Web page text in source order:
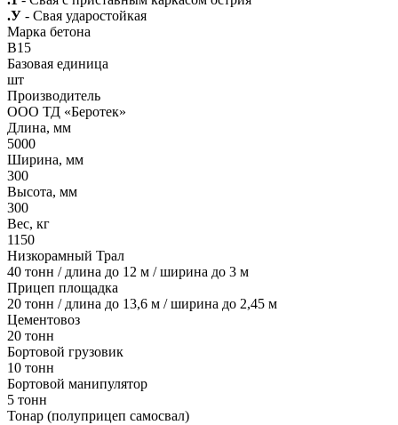
.У - Свая ударостойкая
Марка бетона
B15
Базовая единица
шт
Производитель
ООО ТД «Беротек»
Длина, мм
5000
Ширина, мм
300
Высота, мм
300
Вес, кг
1150
Низкорамный Трал
40 тонн / длина до 12 м / ширина до 3 м
Прицеп площадка
20 тонн / длина до 13,6 м / ширина до 2,45 м
Цементовоз
20 тонн
Бортовой грузовик
10 тонн
Бортовой манипулятор
5 тонн
Тонар (полуприцеп самосвал)